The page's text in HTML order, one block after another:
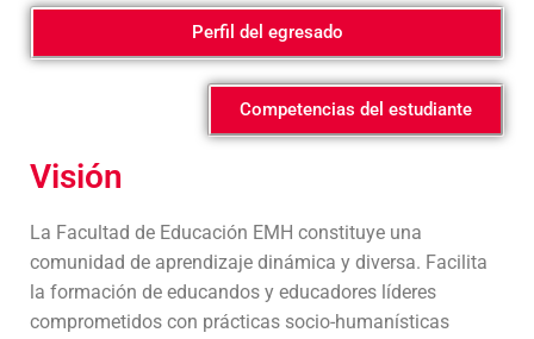
Perfil del egresado
Competencias del estudiante
Visión
La Facultad de Educación EMH constituye una
comunidad de aprendizaje dinámica y diversa. Facilita
la formación de educandos y educadores líderes
comprometidos con prácticas socio-humanísticas